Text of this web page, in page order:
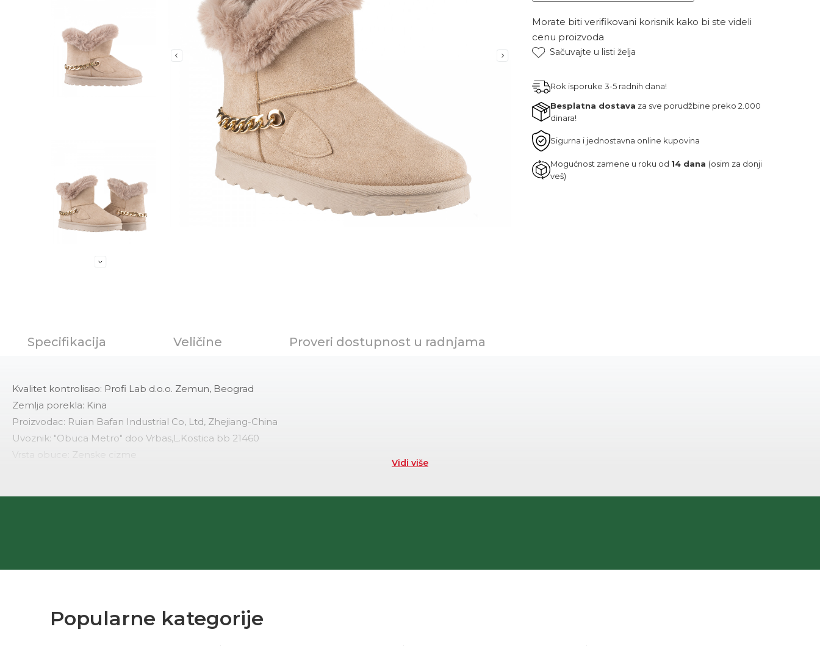
Morate biti verifikovani korisnik kako bi ste videli
cenu proizvoda
Sačuvajte u listi želja
Rok isporuke 3-5 radnih dana!
Besplatna dostava za sve porudžbine preko 2.000
dinara!
Sigurna i jednostavna online kupovina
Mogućnost zamene u roku od 14 dana (osim za donji
veš)
Specifikacija Veličine Proveri dostupnost u radnjama
Kvalitet kontrolisao: Profi Lab d.o.o. Zemun, Beograd
Zemlja porekla: Kina
Proizvodac: Ruian Bafan Industrial Co, Ltd, Zhejiang-China
Uvoznik: "Obuca Metro" doo Vrbas,L.Kostica bb 21460
Vrsta obuce: Zenske cizme
Velicine: 36-41
Godina JCI: 1786/22.10.2021. Srps-n G.B1.035
Vidi više
Popularne kategorije